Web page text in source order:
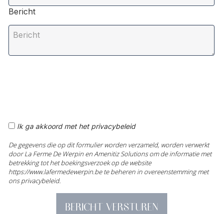
Bericht
Ik ga akkoord met het privacybeleid
De gegevens die op dit formulier worden verzameld, worden verwerkt
door La Ferme De Werpin en Amenitiz Solutions om de informatie met
betrekking tot het boekingsverzoek op de website
https://www.lafermedewerpin.be te beheren in overeenstemming met
ons privacybeleid.